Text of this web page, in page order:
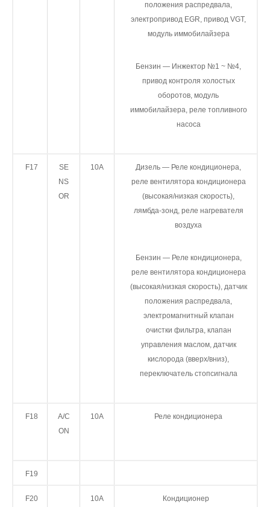
положения распредвала,
электропривод EGR, привод VGT,
модуль иммобилайзера
Бензин — Инжектор №1 ~ №4,
привод контроля холостых
оборотов, модуль
иммобилайзера, реле топливного
насоса
F17
SE
NS
OR
10А
Дизель — Реле кондиционера,
реле вентилятора кондиционера
(высокая/низкая скорость),
лямбда-зонд, реле нагревателя
воздуха
Бензин — Реле кондиционера,
реле вентилятора кондиционера
(высокая/низкая скорость), датчик
положения распредвала,
электромагнитный клапан
очистки фильтра, клапан
управления маслом, датчик
кислорода (вверх/вниз),
переключатель стоп­сигнала
F18
A/C
ON
10А Реле кондиционера
F19
F20 10А Кондиционер